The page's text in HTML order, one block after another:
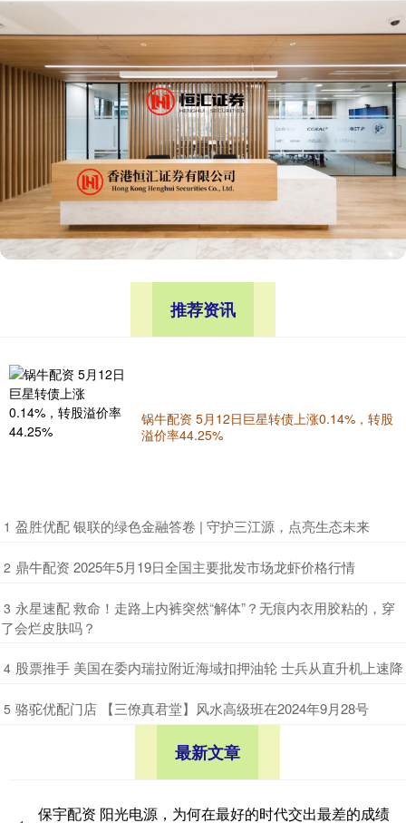
推荐资讯
锅牛配资 5月12日巨星转债上涨0.14%，转股
溢价率44.25%
1 ​盈胜优配 银联的绿色金融答卷 | 守护三江源，点亮生态未来
2 ​鼎牛配资 2025年5月19日全国主要批发市场龙虾价格行情
3 ​永星速配 救命！走路上内裤突然“解体”？无痕内衣用胶粘的，穿
了会烂皮肤吗？
4 ​股票推手 美国在委内瑞拉附近海域扣押油轮 士兵从直升机上速降
5 ​骆驼优配门店 【三僚真君堂】风水高级班在2024年9月28号
最新文章
保宇配资 阳光电源，为何在最好的时代交出最差的成绩